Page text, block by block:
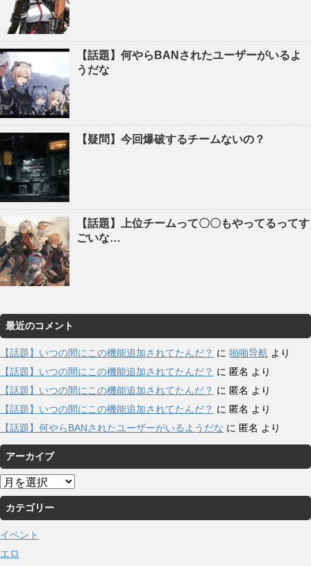
【話題】何やらBANされたユーザーがいるよ
うだな
【疑問】今回爆破するチームないの？
【話題】上位チームって〇〇もやってるってす
ごいな…
最近のコメント
【話題】いつの間にこの機能追加されてたんだ？ に 啪啪导航 より
【話題】いつの間にこの機能追加されてたんだ？ に 匿名 より
【話題】いつの間にこの機能追加されてたんだ？ に 匿名 より
【話題】いつの間にこの機能追加されてたんだ？ に 匿名 より
【話題】何やらBANされたユーザーがいるようだな に 匿名 より
アーカイブ
ア
ー
カ
イ
ブ
カテゴリー
イベント
エロ